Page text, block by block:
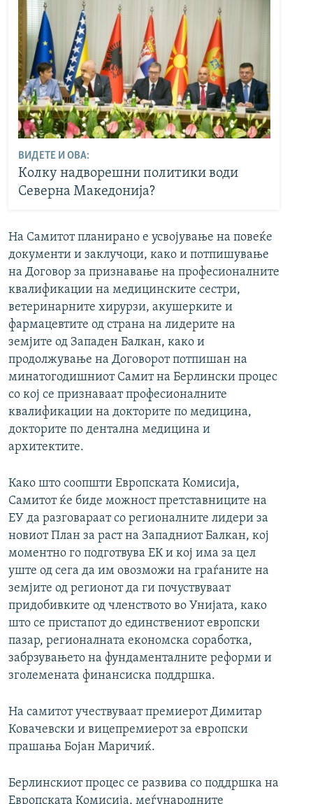
ВИДЕТЕ И ОВА:
Колку надворешни политики води
Северна Македонија?
На Самитот планирано е усвојување на повеќе
документи и заклучоци, како и потпишување
на Договор за признавање на професионалните
квалификации на медицинските сестри,
ветеринарните хирурзи, акушерките и
фармацевтите од страна на лидерите на
земјите од Западен Балкан, како и
продолжување на Договорот потпишан на
минатогодишниот Самит на Берлински процес
со кој се признаваат професионалните
квалификации на докторите по медицина,
докторите по дентална медицина и
архитектите.
Како што соопшти Европската Комисија,
Самитот ќе биде можност претставниците на
ЕУ да разговараат со регионалните лидери за
новиот План за раст на Западниот Балкан, кој
моментно го подготвува ЕК и кој има за цел
уште од сега да им овозможи на граѓаните на
земјите од регионот да ги почуствуваат
придобивките од членството во Унијата, како
што се пристапот до единствениот европски
пазар, регионалната економска соработка,
забрзувањето на фундаменталните реформи и
зголемената финансиска поддршка.
На самитот учествуваат премиерот Димитар
Ковачевски и вицепремиерот за европски
прашања Бојан Маричиќ.
Берлинскиот процес се развива со поддршка на
Европската Комисија, меѓународните